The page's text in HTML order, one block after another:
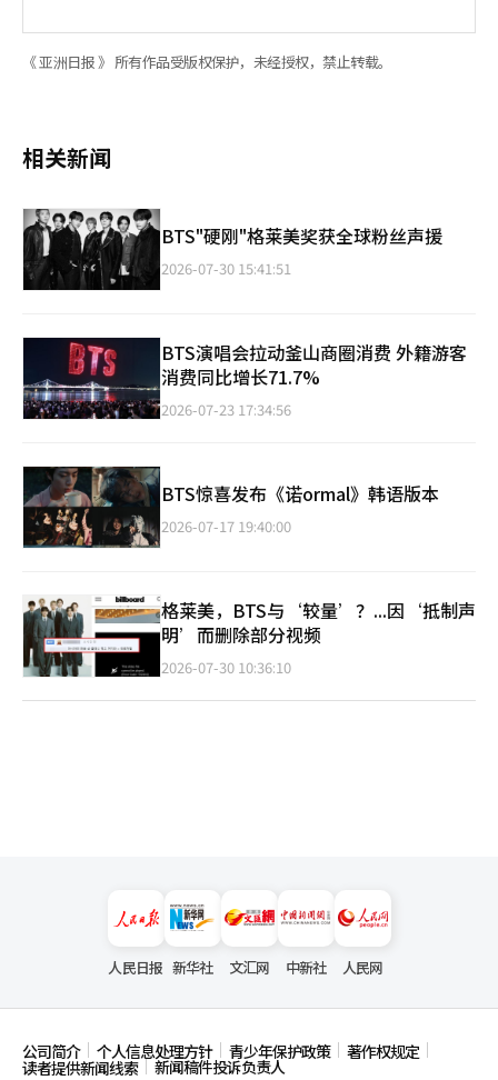
《 亚洲日报 》 所有作品受版权保护，未经授权，禁止转载。
相关新闻
BTS"硬刚"格莱美奖获全球粉丝声援
2026-07-30 15:41:51
BTS演唱会拉动釜山商圈消费 外籍游客
消费同比增长71.7%
2026-07-23 17:34:56
BTS惊喜发布《诺ormal》韩语版本
2026-07-17 19:40:00
格莱美，BTS与‘较量’？...因‘抵制声
明’而删除部分视频
2026-07-30 10:36:10
人民日报 新华社 文汇网 中新社 人民网
公司简介 个人信息处理方针 青少年保护政策 著作权规定
读者提供新闻线索
新闻稿件投诉负责人